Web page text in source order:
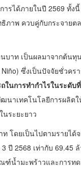
ารได้ภายในปี 2569 ทั้ง
าพ ควบคู่กับกระจายต
บาท เป็นผลมาจากต้น
ซึ่งเป็นปัจจัยชั่วค
ในการทำกำไรในระดั
าเทคโนโลยีการผลิต
ระยะยาว
โดยเป็นไปตามรายได้
2568 เท่ากับ 69.45
น้ำมะพร้าวและการทด